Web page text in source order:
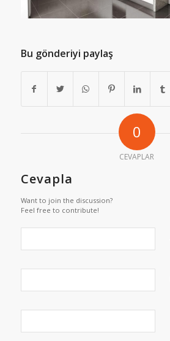
Bu gönderiyi paylaş
0
CEVAPLAR
Cevapla
Want to join the discussion?
Feel free to contribute!